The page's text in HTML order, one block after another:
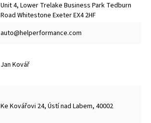
Unit 4, Lower Trelake Business Park Tedburn
Road Whitestone Exeter EX4 2HF
auto@helperformance.com
Jan Kovář
Ke Kovářovi 24, Ústí nad Labem, 40002